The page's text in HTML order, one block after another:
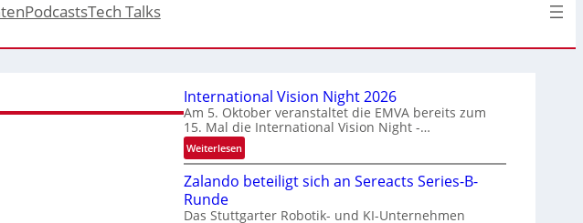
PodcastsTech Talks
International Vision Night 2026
Am 5. Oktober veranstaltet die EMVA bereits zum
15. Mal die International Vision Night -…
Weiterlesen:
I
n
e
Zalando beteiligt sich an Sereacts Series-B-
Runde
Das Stuttgarter Robotik- und KI-Unternehmen